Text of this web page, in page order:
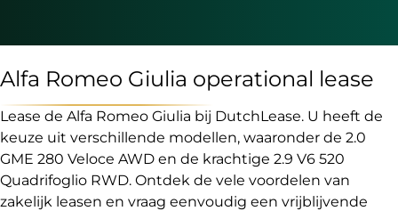
Alfa Romeo Giulia operational lease
Lease de Alfa Romeo Giulia bij DutchLease. U heeft de
keuze uit verschillende modellen, waaronder de 2.0
GME 280 Veloce AWD en de krachtige 2.9 V6 520
Quadrifoglio RWD. Ontdek de vele voordelen van
zakelijk leasen en vraag eenvoudig een vrijblijvende